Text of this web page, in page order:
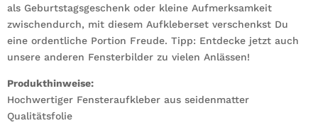
als Geburtstagsgeschenk oder kleine Aufmerksamkeit
zwischendurch, mit diesem Aufkleberset verschenkst Du
eine ordentliche Portion Freude. Tipp: Entdecke jetzt auch
unsere anderen Fensterbilder zu vielen Anlässen!
Produkthinweise:
Hochwertiger Fensteraufkleber aus seidenmatter
Qualitätsfolie